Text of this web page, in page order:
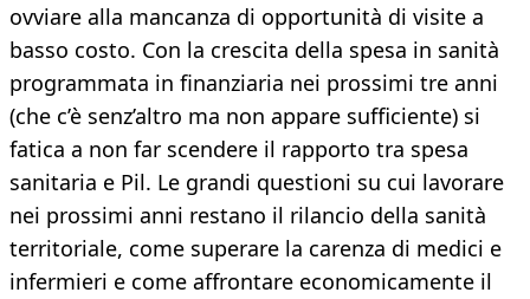
ovviare alla mancanza di opportunità di visite a
basso costo. Con la crescita della spesa in sanità
programmata in finanziaria nei prossimi tre anni
(che c’è senz’altro ma non appare sufficiente) si
fatica a non far scendere il rapporto tra spesa
sanitaria e Pil. Le grandi questioni su cui lavorare
nei prossimi anni restano il rilancio della sanità
territoriale, come superare la carenza di medici e
infermieri e come affrontare economicamente il